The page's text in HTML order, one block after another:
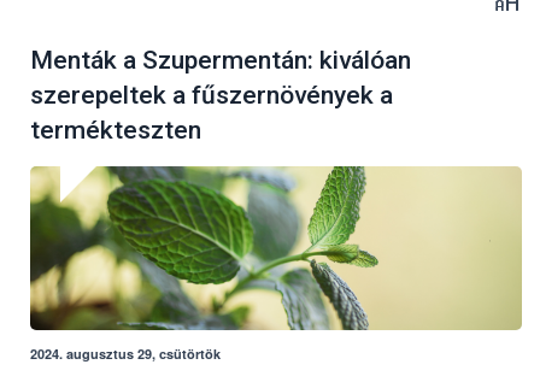
Menták a Szupermentán: kiválóan
szerepeltek a fűszernövények a
termékteszten
2024. augusztus 29, csütörtök